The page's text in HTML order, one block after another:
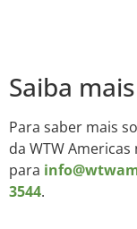
Saiba mais
Para saber mais
da WTW
para
3544.